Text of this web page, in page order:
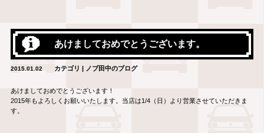
あけましておめでとうございます。
2015.01.02 カテゴリ | ノブ田中のブログ
あけましておめでとうございます！
2015年もよろしくお願いいたします。当店は1/4（日）より営業させていただきま
す。